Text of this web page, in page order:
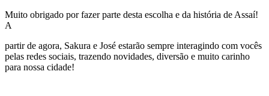
Muito obrigado por fazer parte desta escolha e da história de Assaí!
A
partir de agora, Sakura e José estarão sempre interagindo com vocês
pelas redes sociais, trazendo novidades, diversão e muito carinho
para nossa cidade!